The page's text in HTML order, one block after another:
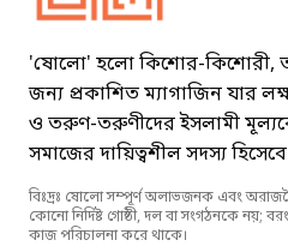
'ষোলো' হলো কিশোর-কিশোরী,
জন্য প্রকাশিত ম্যাগাজিন যার
ও তরুণ-তরুণীদের ইসলামী
সমাজের দায়িত্বশীল সদস্য
বিঃদ্রঃ ষোলো সম্পূর্ণ অলাভজনক এবং
কোনো নির্দিষ্ট গোষ্ঠী, দল বা সংগঠনকে নয়;
কাজ পরিচালনা করে থাকে।